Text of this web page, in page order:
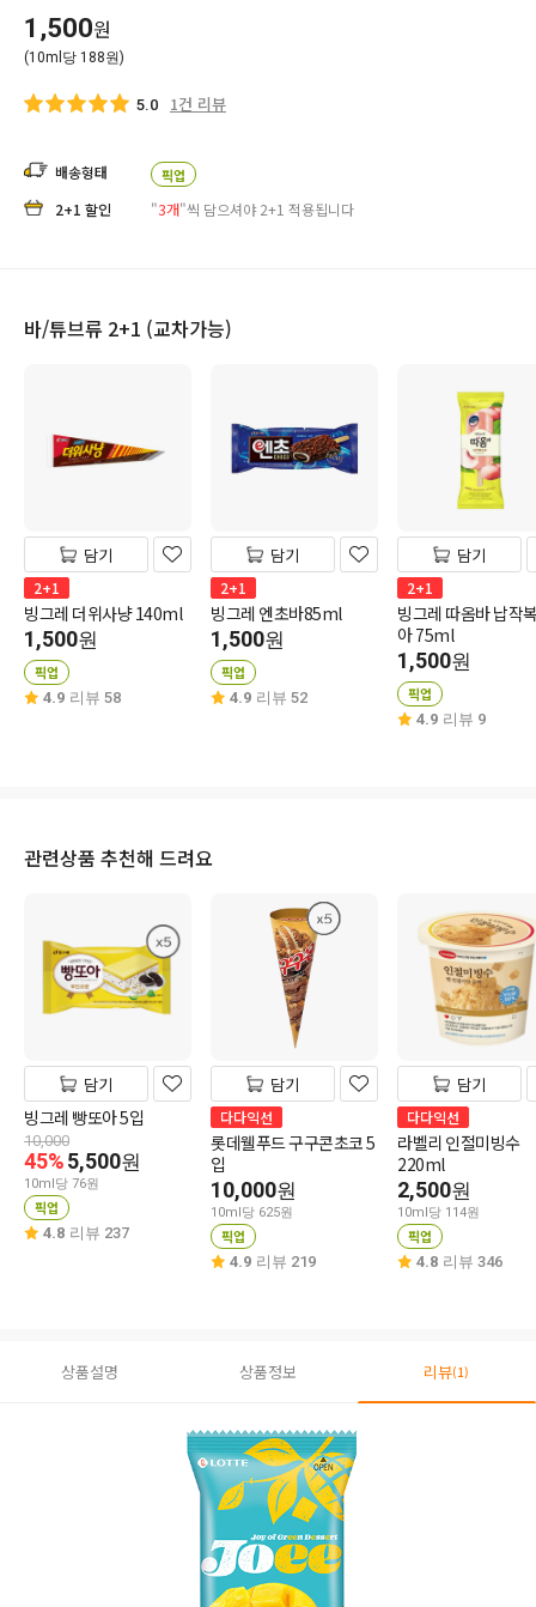
1,500원
(10ml당 188원)
5.0 1건 리뷰
배송형태 픽업
2+1 할인 "3개"씩 담으셔야 2+1 적용됩니다
바/튜브류 2+1 (교차가능)
담기
2+1
빙그레 더위사냥 140ml
1,500원
픽업
4.9 리뷰 58
담기
2+1
빙그레 엔초바85ml
1,500원
픽업
4.9 리뷰 52
담기
2+1
빙그레 따옴바 납작
아 75ml
1,500원
픽업
4.9 리뷰 9
관련상품 추천해 드려요
담기
빙그레 빵또아 5입
10,000
45%5,500원
10ml당 76원
픽업
4.8 리뷰 237
담기
다다익선
롯데웰푸드 구구콘초코 5
입
10,000원
10ml당 625원
픽업
4.9 리뷰 219
담기
다다익선
라벨리 인절미빙수
220ml
2,500원
10ml당 114원
픽업
4.8 리뷰 346
상품설명 상품정보 리뷰(1)